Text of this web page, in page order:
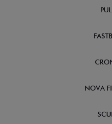
NOVA